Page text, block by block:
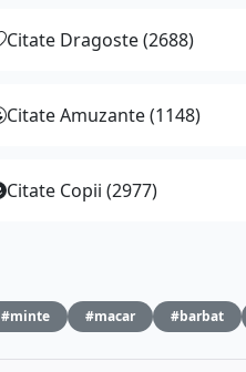
Citate Dragoste (2688)
Citate Amuzante (1148)
Citate Copii (2977)
#minte #macar #barbat